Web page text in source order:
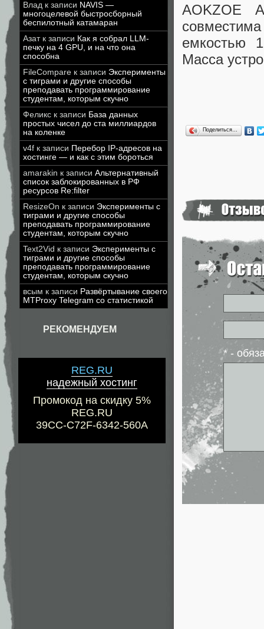
Влад к записи NAVIS —
многоцелевой быстросборный
беспилотный катамаран
Азатк записи Как я собрал LLM-
печку на 4 GPU, и на что она
способна
FileCompare к записи Эксперименты
с тиграми и другие способы
преподавать программирование
студентам, которым скучно
Феликс к записи База данных
простых чисел до ста миллиардов
на коленке
v4f к записи Перебор IP-адресов на
хостинге — и как с этим бороться
amarakin к записи Альтернативный
список заблокированных в РФ
ресурсов Re:filter
ResizeOn к записи Эксперименты с
тиграми и другие способы
преподавать программирование
студентам, которым скучно
Text2Vid к записи Эксперименты с
тиграми и другие способы
преподавать программирование
студентам, которым скучно
всым к записи Развёртывание своего
MTProxy Telegram со статистикой
РЕКОМЕНДУЕМ
REG.RU
надежный хостинг
Промокод на скидку 5%
REG.RU
39CC-C72F-6342-560A
AOKZOE
емкостью
Масса
Поделиться…
* -